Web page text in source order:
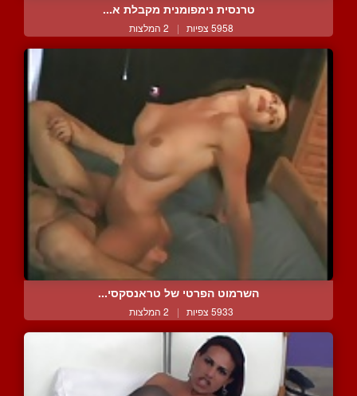
טרנסית נימפומנית מקבלת א...
5958 צפיות | 2 המלצות
השרמוט הפרטי של טראנסקסי...
5933 צפיות | 2 המלצות